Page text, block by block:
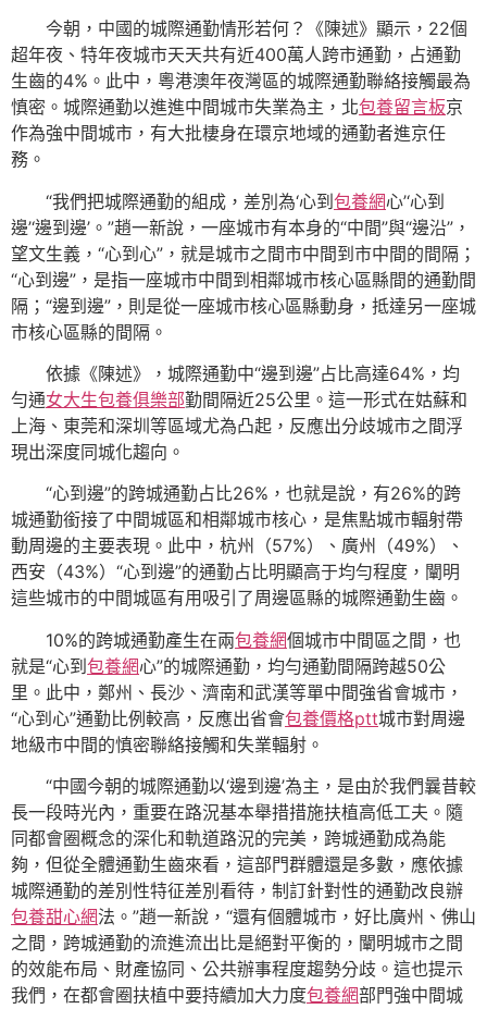
今朝，中國的城際通勤情形若何？《陳述》顯示，22個
超年夜、特年夜城市天天共有近400萬人跨市通勤，占通勤
生齒的4%。此中，粵港澳年夜灣區的城際通勤聯絡接觸最為
慎密。城際通勤以進進中間城市失業為主，北包養留言板京
作為強中間城市，有大批棲身在環京地域的通勤者進京任
務。
“我們把城際通勤的組成，差別為‘心到包養網心’‘心到
邊’‘邊到邊’。”趙一新說，一座城市有本身的“中間”與“邊沿”，
望文生義，“心到心”，就是城市之間市中間到市中間的間隔；
“心到邊”，是指一座城市中間到相鄰城市核心區縣間的通勤間
隔；“邊到邊”，則是從一座城市核心區縣動身，抵達另一座城
市核心區縣的間隔。
依據《陳述》，城際通勤中“邊到邊”占比高達64%，均
勻通女大生包養俱樂部勤間隔近25公里。這一形式在姑蘇和
上海、東莞和深圳等區域尤為凸起，反應出分歧城市之間浮
現出深度同城化趨向。
“心到邊”的跨城通勤占比26%，也就是說，有26%的跨
城通勤銜接了中間城區和相鄰城市核心，是焦點城市輻射帶
動周邊的主要表現。此中，杭州（57%）、廣州（49%）、
西安（43%）“心到邊”的通勤占比明顯高于均勻程度，闡明
這些城市的中間城區有用吸引了周邊區縣的城際通勤生齒。
10%的跨城通勤產生在兩包養網個城市中間區之間，也
就是“心到包養網心”的城際通勤，均勻通勤間隔跨越50公
里。此中，鄭州、長沙、濟南和武漢等單中間強省會城市，
“心到心”通勤比例較高，反應出省會包養價格ptt城市對周邊
地級市中間的慎密聯絡接觸和失業輻射。
“中國今朝的城際通勤以‘邊到邊’為主，是由於我們曩昔較
長一段時光內，重要在路況基本舉措措施扶植高低工夫。隨
同都會圈概念的深化和軌道路況的完美，跨城通勤成為能
夠，但從全體通勤生齒來看，這部門群體還是多數，應依據
城際通勤的差別性特征差別看待，制訂針對性的通勤改良辦
包養甜心網法。”趙一新說，“還有個體城市，好比廣州、佛山
之間，跨城通勤的流進流出比是絕對平衡的，闡明城市之間
的效能布局、財產協同、公共辦事程度趨勢分歧。這也提示
我們，在都會圈扶植中要持續加大力度包養網部門強中間城